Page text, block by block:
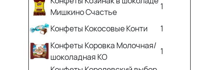
Мишкино Счастье
1
Конфеты Кокосовые Конти
1
Конфеты Коровка Молочная/
шоколадная КО
1